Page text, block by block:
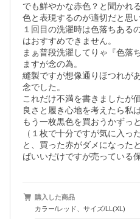
でも鮮やかな赤色？と聞かれ
色と表現するのが適切だと思い
１回目の洗濯時は色落ちある
はおすすめできません。
まぁ普段洗濯してりゃ『色落
ますが念の為。
縫製ですが想像通りほつれが
念でした。
これだけ不満を書きましたが
良さと履き心地を考えたら私
もう一枚黒色を買おうかずっ
（１枚で十分ですが気に入っ
と、買った赤がダメになった
ばいいだけですが売っている
購入した商品
カラー/レッド、サイズ/LL(XL)